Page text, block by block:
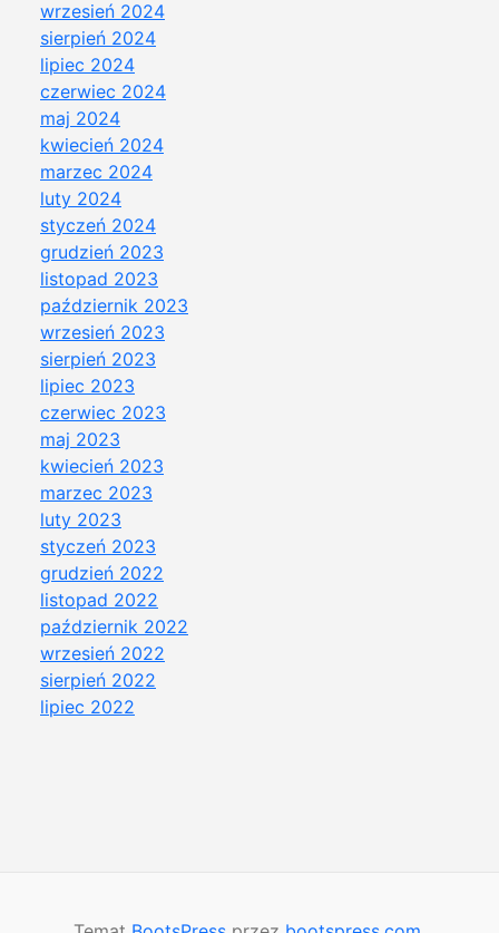
wrzesień 2024
sierpień 2024
lipiec 2024
czerwiec 2024
maj 2024
kwiecień 2024
marzec 2024
luty 2024
styczeń 2024
grudzień 2023
listopad 2023
październik 2023
wrzesień 2023
sierpień 2023
lipiec 2023
czerwiec 2023
maj 2023
kwiecień 2023
marzec 2023
luty 2023
styczeń 2023
grudzień 2022
listopad 2022
październik 2022
wrzesień 2022
sierpień 2022
lipiec 2022